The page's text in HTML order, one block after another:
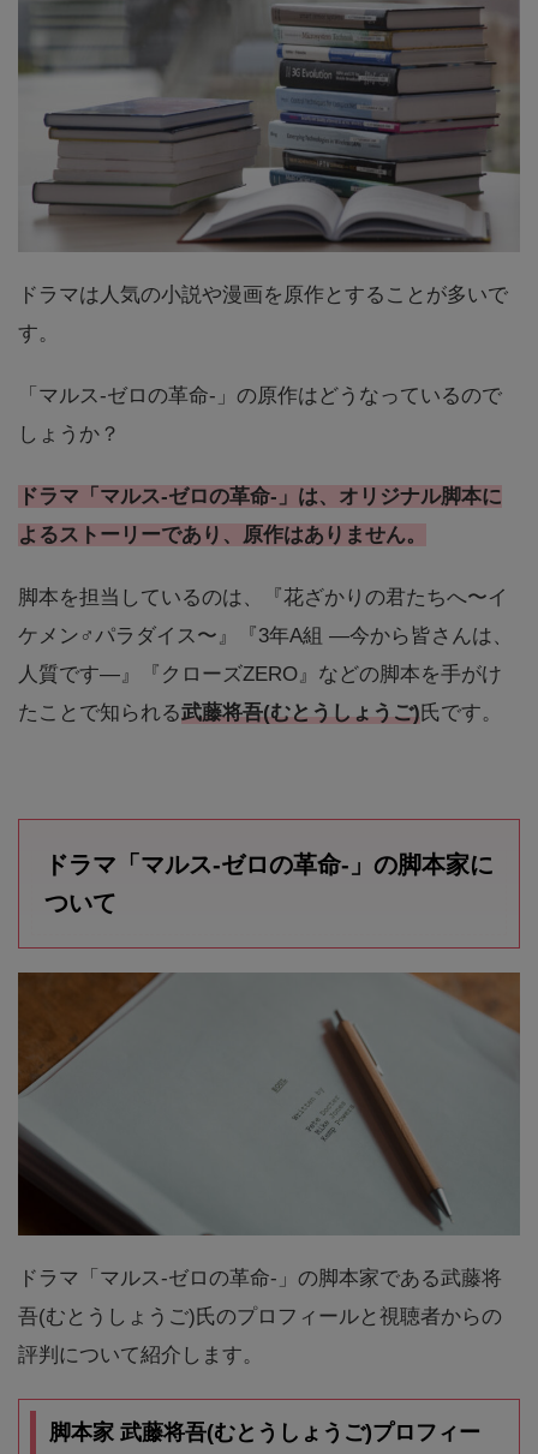
ドラマは人気の小説や漫画を原作とすることが多いで
す。
「マルス-ゼロの革命-」の原作はどうなっているので
しょうか？
ドラマ「マルス-ゼロの革命-」は、オリジナル脚本に
よるストーリーであり、原作はありません。
脚本を担当しているのは、『花ざかりの君たちへ〜イ
ケメン♂パラダイス〜』『3年A組 ―今から皆さんは、
人質です―』『クローズZERO』などの脚本を手がけ
たことで知られる武藤将吾(むとうしょうご)氏です。
ドラマ「マルス-ゼロの革命-」の脚本家に
ついて
ドラマ「マルス-ゼロの革命-」の脚本家である武藤将
吾(むとうしょうご)氏のプロフィールと視聴者からの
評判について紹介します。
脚本家 武藤将吾(むとうしょうご)プロフィー